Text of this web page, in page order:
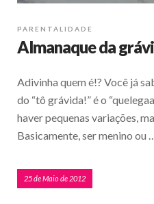
PARENTALIDADE
Almanaque da
Adivinha quem é!? Você já
do “tô grávida!” é o
haver pequenas variações,
Basicamente, ser menino ou
25 de Maio de 2012